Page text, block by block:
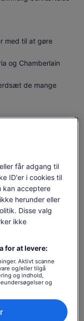
med til at gøre
og Chamberlain
de mange
søn. 16. aug.
-
man. 17. aug.
maskinoversat
en
ny
fanehvad
får adgang til
ID'er i cookies til
kan acceptere
herunder eller
Disse valg
ikke
for at levere:
Aktivt scanne
og/eller tilgå
og indhold,
og